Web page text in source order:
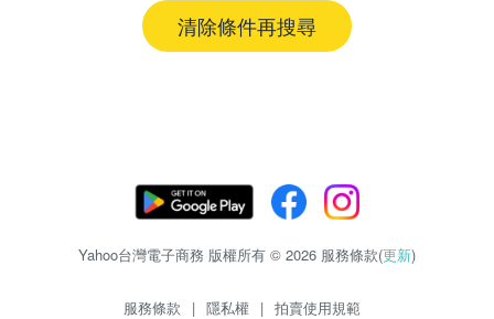
清除條件再搜尋
Yahoo台灣電子商務 版權所有 © 2026 服務條款(更新)
服務條款 | 隱私權 | 拍賣使用規範